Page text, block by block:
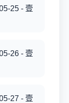
25 - 壹
26 - 壹
27 - 壹